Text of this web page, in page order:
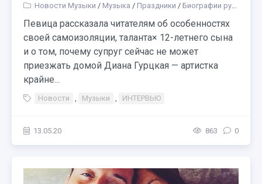
Новости Музыки / Музыка / Праздники / Биографии русских композиторов и музыкантов
Певица рассказала читателям об особенностях
своей самоизоляции, таланта× 12-летнего сына
и о том, почему супруг сейчас не может
приезжать домой Диана Гурцкая — артистка
крайне...
Новости , Музыки , ИНТЕРВЬЮ
13.05.20 863 0